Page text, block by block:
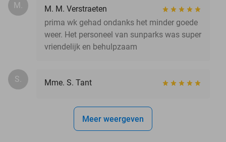
M.
M. M. Verstraeten
prima wk gehad ondanks het minder goede
weer. Het personeel van sunparks was super
vriendelijk en behulpzaam
S. Mme. S. Tant
Meer weergeven